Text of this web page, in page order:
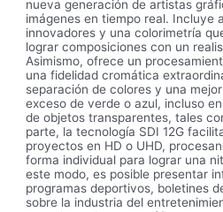
nueva generación de artistas
imágenes en tiempo real. Incluye
innovadores y una colorimetría
lograr composiciones con un
Asimismo, ofrece un
una fidelidad cromática
separación de colores y una
exceso de verde o azul, incluso
de objetos transparentes, tales
parte, la tecnología SDI 12G
proyectos en HD o UHD,
forma individual para lograr una
este modo, es posible presentar
programas deportivos, boletines
sobre la industria del